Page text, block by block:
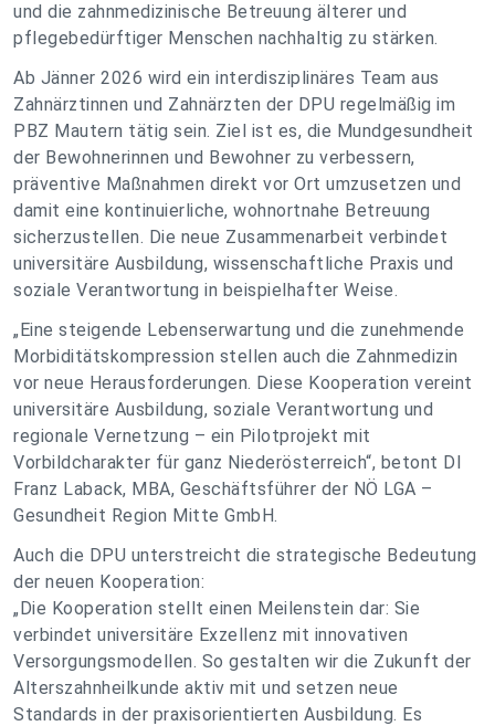
und die zahnmedizinische Betreuung älterer und
pflegebedürftiger Menschen nachhaltig zu stärken.
Ab Jänner 2026 wird ein interdisziplinäres Team aus
Zahnärztinnen und Zahnärzten der DPU regelmäßig im
PBZ Mautern tätig sein. Ziel ist es, die Mundgesundheit
der Bewohnerinnen und Bewohner zu verbessern,
präventive Maßnahmen direkt vor Ort umzusetzen und
damit eine kontinuierliche, wohnortnahe Betreuung
sicherzustellen. Die neue Zusammenarbeit verbindet
universitäre Ausbildung, wissenschaftliche Praxis und
soziale Verantwortung in beispielhafter Weise.
„Eine steigende Lebenserwartung und die zunehmende
Morbiditätskompression stellen auch die Zahnmedizin
vor neue Herausforderungen. Diese Kooperation vereint
universitäre Ausbildung, soziale Verantwortung und
regionale Vernetzung – ein Pilotprojekt mit
Vorbildcharakter für ganz Niederösterreich“, betont DI
Franz Laback, MBA, Geschäftsführer der NÖ LGA –
Gesundheit Region Mitte GmbH.
Auch die DPU unterstreicht die strategische Bedeutung
der neuen Kooperation:
„Die Kooperation stellt einen Meilenstein dar: Sie
verbindet universitäre Exzellenz mit innovativen
Versorgungsmodellen. So gestalten wir die Zukunft der
Alterszahnheilkunde aktiv mit und setzen neue
Standards in der praxisorientierten Ausbildung. Es